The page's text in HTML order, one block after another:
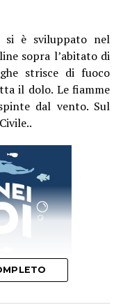
si è sviluppato nel
sopra l’abitato di
strisce di fuoco
il dolo. Le fiamme
dal vento. Sul